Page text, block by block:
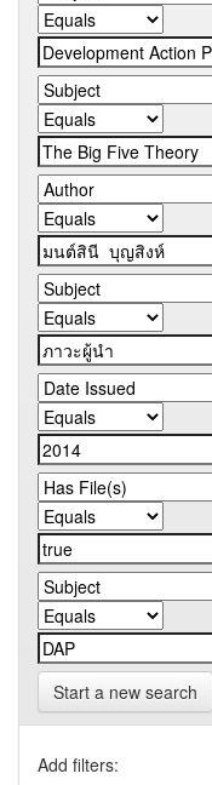
Start a new search
Add filters: